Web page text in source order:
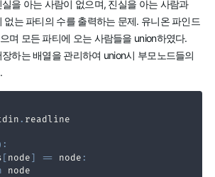
을 아는 사람이 없으며, 진실을 아는 사람과
없는 파티의 수를 출력하는 문제. 유니온 파인드
며 모든 파티에 오는 사람들을 union하였다.
하는 배열을 관리하여 union시 부모노드들의
.
:
[ node ] == node :